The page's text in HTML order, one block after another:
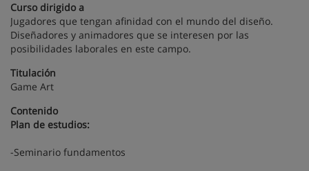
Curso dirigido a
Jugadores que tengan afinidad con el mundo del diseño.
Diseñadores y animadores que se interesen por las
posibilidades laborales en este campo.
Titulación
Game Art
Contenido
Plan de estudios:
-Seminario fundamentos